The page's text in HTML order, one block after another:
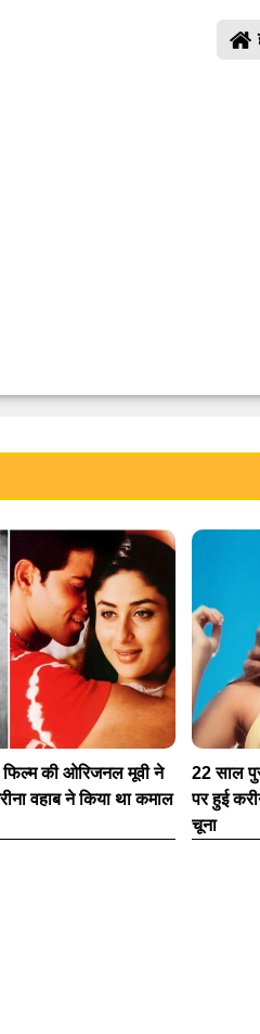
की ओरिजनल मूवी ने
वहाब ने किया था कमाल
22 साल
पर हुई
चूना